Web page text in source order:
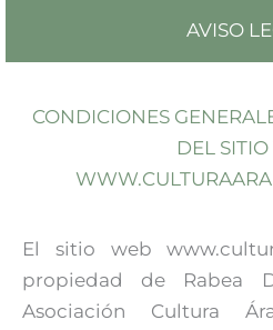
AVISO
CONDICIONES
DEL
El sitio web
propiedad de Rabea
Asociación Cultura